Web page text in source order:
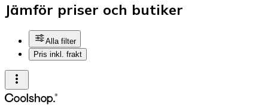
Jämför priser och butiker
Alla filter
Pris inkl. frakt